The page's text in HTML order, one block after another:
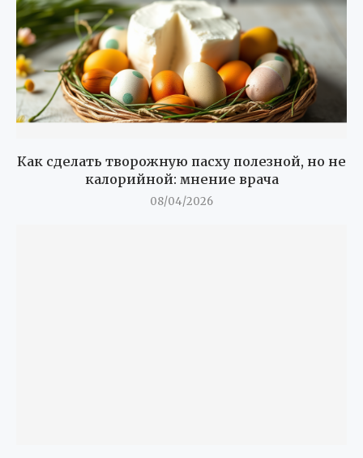
Как сделать творожную пасху полезной, но не
калорийной: мнение врача
08/04/2026